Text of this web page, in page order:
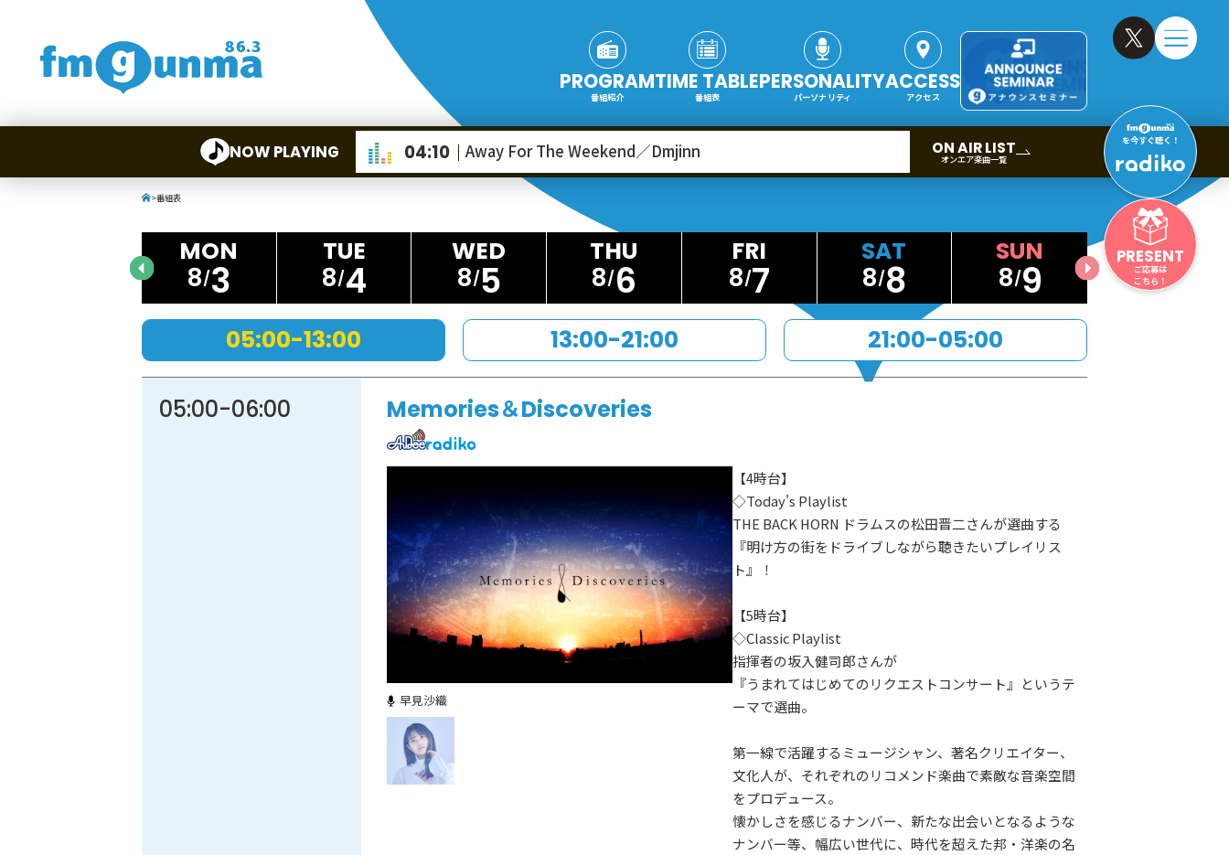
NOW PLAYING ON AIR LIST
オンエア楽曲一覧
04:10 Away For The Weekend／Dmjinn
PROGRAM
番組紹介
TIME TABLE
番組表
PERSONALITY
パーソナリティ
ACCESS
アクセス
を今すぐ聴く！
PRESENT
ご応募は
こちら！
>番組表
8 3 8 4 8 5 8 6 8 7 8 8 8 9
05:00-13:00 13:00-21:00 21:00-05:00
05:00-06:00 Memories＆Discoveries
早見沙織
【4時台】
◇Today's Playlist
THE BACK HORN ドラムスの松田晋二さんが選曲する
『明け方の街をドライブしながら聴きたいプレイリス
ト』！
【5時台】
◇Classic Playlist
指揮者の坂入健司郎さんが
『うまれてはじめてのリクエストコンサート』というテ
ーマで選曲。
第一線で活躍するミュージシャン、著名クリエイター、
文化人が、それぞれのリコメンド楽曲で素敵な音楽空間
をプロデュース。
懐かしさを感じるナンバー、新たな出会いとなるような
ナンバー等、幅広い世代に、時代を超えた邦・洋楽の名